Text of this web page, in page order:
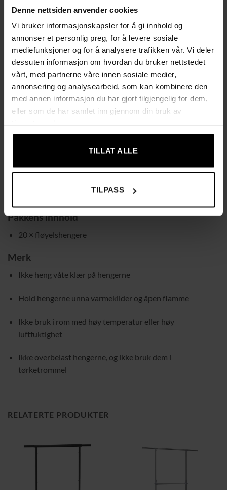
Denne nettsiden anvender cookies
Vi bruker informasjonskapsler for å gi innhold og
annonser et personlig preg, for å levere sosiale
mediefunksjoner og for å analysere trafikken vår. Vi deler
dessuten informasjon om hvordan du bruker nettstedet
vårt, med partnerne våre innen sosiale medier,
annonsering og analysearbeid, som kan kombinere den
med annen informasjon du har gjort tilgjengelig for dem,
eller som de har samlet inn gjennom din bruk av
TILLAT ALLE
TILPASS
Robust ABS-plast som, til tross for slank profil, tåler opptil
5 kg per henger
Smarte detaljer som skulderspor for stropper, midtstang
for slips/skjerf og bunnstang som holder bukser stabilt
Spesifikasjoner
Farge: grå
Størrelse per henger: 45 × 0,6 × 23,5 cm (L × B × H)
Vekt per henger: 78 g
Maks statisk belastning per henger: 5 kg
Pakkens innhold
20 × fløyelshengere
Merk
Ikke heng våte klær på hengerne
Hold hengerne unna varmekilder og åpen flamme
Ikke bruk i rom med høy temperatur eller høy
luftfuktighet
Ikke overbelast hengerne, og ikke bruk dem i
tørketrommel
RELATERTE PRODUKTER